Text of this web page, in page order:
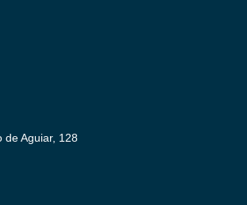
de Aguiar, 128